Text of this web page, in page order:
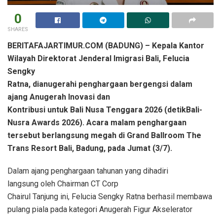
0
SHARES
BERITAFAJARTIMUR.COM (BADUNG) – Kepala Kantor
Wilayah Direktorat Jenderal Imigrasi Bali, Felucia
Sengky
Ratna, dianugerahi penghargaan bergengsi dalam
ajang Anugerah Inovasi dan
Kontribusi untuk Bali Nusa Tenggara 2026 (detikBali-
Nusra Awards 2026). Acara malam penghargaan
tersebut berlangsung megah di Grand Ballroom The
Trans Resort Bali, Badung, pada Jumat (3/7).
Dalam ajang penghargaan tahunan yang dihadiri
langsung oleh Chairman CT Corp
Chairul Tanjung ini, Felucia Sengky Ratna berhasil membawa
pulang piala pada kategori Anugerah Figur Akselerator